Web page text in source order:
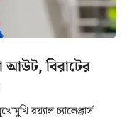
আউট, বিরাটের
রয়্যাল চ্যালেঞ্জার্স